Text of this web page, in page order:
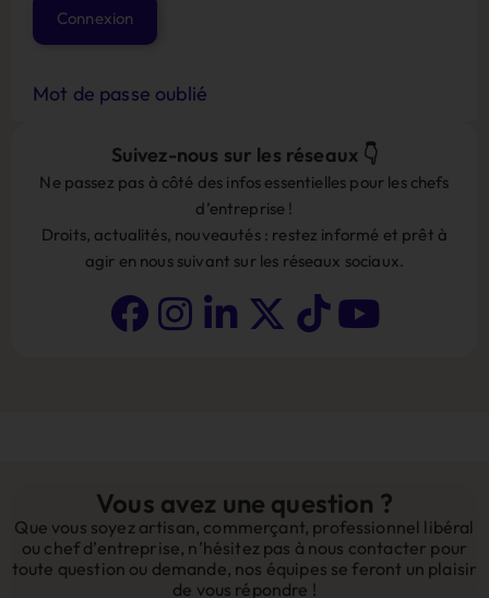
Mot de passe oublié
Suivez-nous sur les réseaux 👇
Ne passez pas à côté des infos essentielles pour les chefs
d’entreprise !
Droits, actualités, nouveautés : restez informé et prêt à
agir en nous suivant sur les réseaux sociaux.
Vous avez une question ?
Que vous soyez artisan, commerçant, professionnel libéral
ou chef d’entreprise, n’hésitez pas à nous contacter pour
toute question ou demande, nos équipes se feront un plaisir
de vous répondre !